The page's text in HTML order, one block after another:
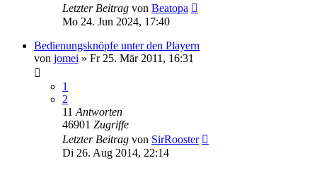
Letzter Beitrag von Beatopa
Mo 24. Jun 2024, 17:40
Bedienungsknöpfe unter den Playern
von jomei » Fr 25. Mär 2011, 16:31
1
2
11 Antworten
46901 Zugriffe
Letzter Beitrag von SirRooster
Di 26. Aug 2014, 22:14